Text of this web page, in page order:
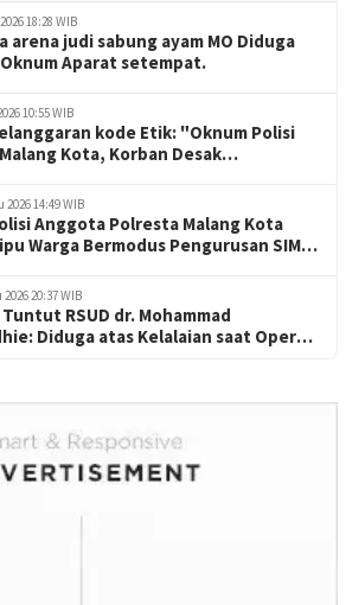
18:28 WIB
arena judi sabung ayam MO Diduga
Aparat setempat.
10:55 WIB
kode Etik: "Oknum Polisi
Kota, Korban Desak
2026 14:49 WIB
Anggota Polresta Malang Kota
Warga Bermodus Pengurusan SIM
20:37 WIB
RSUD dr. Mohammad
Diduga atas Kelalaian saat Operasi